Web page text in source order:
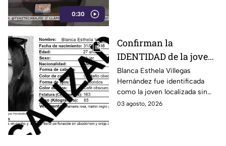
0:30
Confirman la
IDENTIDAD de la joven
hallada s1n v1da en
Celaya, Guanajuato;
llevaba dos días
desaparecida
Blanca Esthela Villegas
Hernández fue identificada
como la joven localizada sin
vida en Celaya, Guanajuato,
03 agosto, 2026